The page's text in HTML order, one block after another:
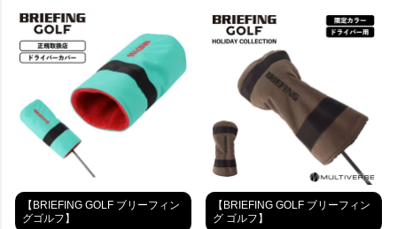
【BRIEFING GOLF ブリーフィン
グゴルフ】
【BRIEFING GOLF ブリーフィン
グ ゴルフ】